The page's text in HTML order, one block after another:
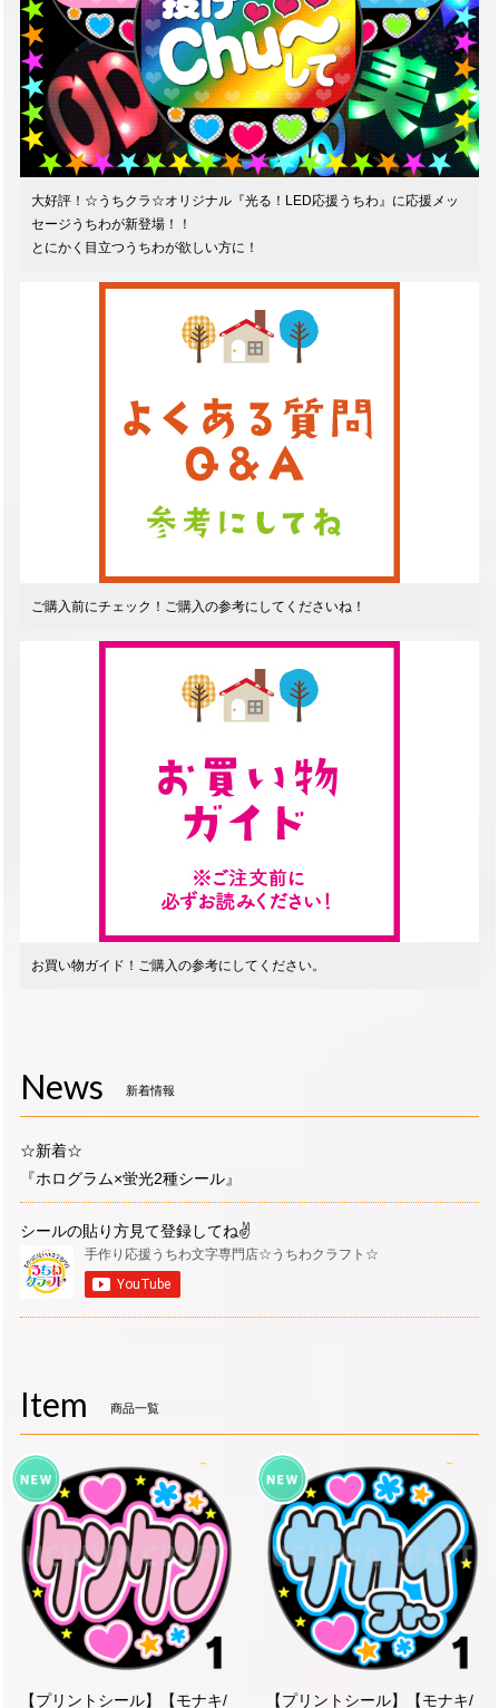
大好評！☆うちクラ☆オリジナル『光る！LED応援うちわ』に応援メッ
セージうちわが新登場！！
とにかく目立つうちわが欲しい方に！
ご購入前にチェック！ご購入の参考にしてくださいね！
お買い物ガイド！ご購入の参考にしてください。
News 新着情報
☆新着☆
『ホログラム×蛍光2種シール』
シールの貼り方見て登録してね✌
Item 商品一覧
【プリントシール】【モナキ/ 【プリントシール】【モナキ/